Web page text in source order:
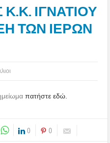
ΙΓΝΑΤΙΟΥ
ΤΩΝ ΙΕΡΩΝ
πατήστε εδώ.
0 0